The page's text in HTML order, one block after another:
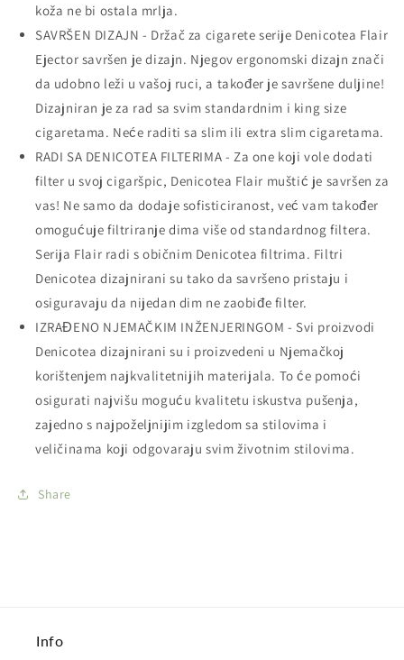
koža ne bi ostala mrlja.
SAVRŠEN DIZAJN - Držač za cigarete serije Denicotea Flair
Ejector savršen je dizajn. Njegov ergonomski dizajn znači
da udobno leži u vašoj ruci, a također je savršene duljine!
Dizajniran je za rad sa svim standardnim i king size
cigaretama. Neće raditi sa slim ili extra slim cigaretama.
RADI SA DENICOTEA FILTERIMA - Za one koji vole dodati
filter u svoj cigaršpic, Denicotea Flair muštić je savršen za
vas! Ne samo da dodaje sofisticiranost, već vam također
omogućuje filtriranje dima više od standardnog filtera.
Serija Flair radi s običnim Denicotea filtrima. Filtri
Denicotea dizajnirani su tako da savršeno pristaju i
osiguravaju da nijedan dim ne zaobiđe filter.
IZRAĐENO NJEMAČKIM INŽENJERINGOM - Svi proizvodi
Denicotea dizajnirani su i proizvedeni u Njemačkoj
korištenjem najkvalitetnijih materijala. To će pomoći
osigurati najvišu moguću kvalitetu iskustva pušenja,
zajedno s najpoželjnijim izgledom sa stilovima i
veličinama koji odgovaraju svim životnim stilovima.
Share
Info